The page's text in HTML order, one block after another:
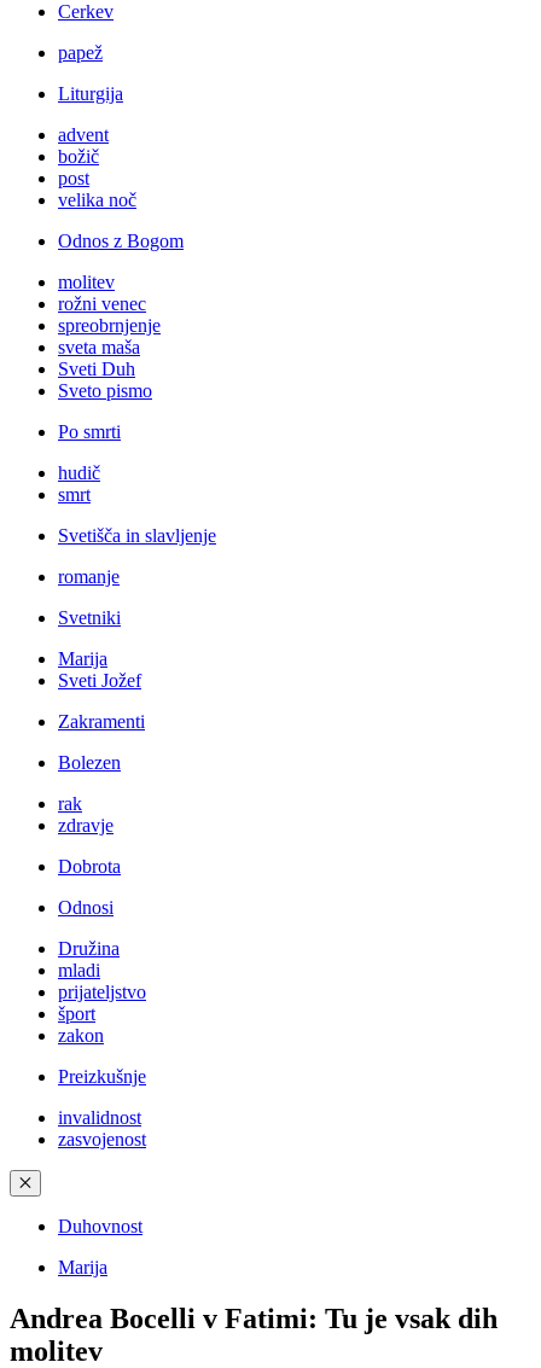
Cerkev
papež
Liturgija
advent
božič
post
velika noč
Odnos z Bogom
molitev
rožni venec
spreobrnjenje
sveta maša
Sveti Duh
Sveto pismo
Po smrti
hudič
smrt
Svetišča in slavljenje
romanje
Svetniki
Marija
Sveti Jožef
Zakramenti
Bolezen
rak
zdravje
Dobrota
Odnosi
Družina
mladi
prijateljstvo
šport
zakon
Preizkušnje
invalidnost
zasvojenost
✕
Duhovnost
Marija
Andrea Bocelli v Fatimi: Tu je vsak dih
molitev